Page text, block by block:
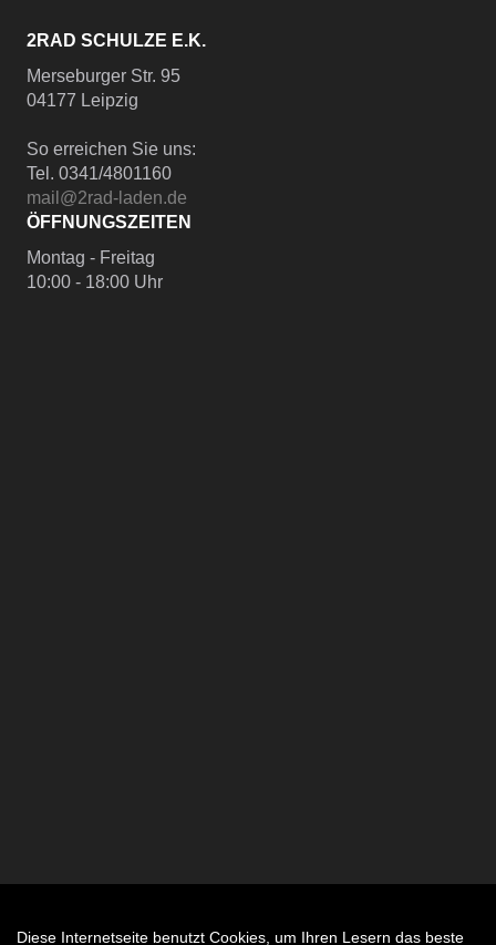
2RAD SCHULZE E.K.
Merseburger Str. 95
04177 Leipzig
So erreichen Sie uns:
Tel. 0341/4801160
mail@2rad-laden.de
ÖFFNUNGSZEITEN
Montag - Freitag
10:00 - 18:00 Uhr
Diese Internetseite benutzt Cookies, um Ihren Lesern das beste
Auftrag widerrufen